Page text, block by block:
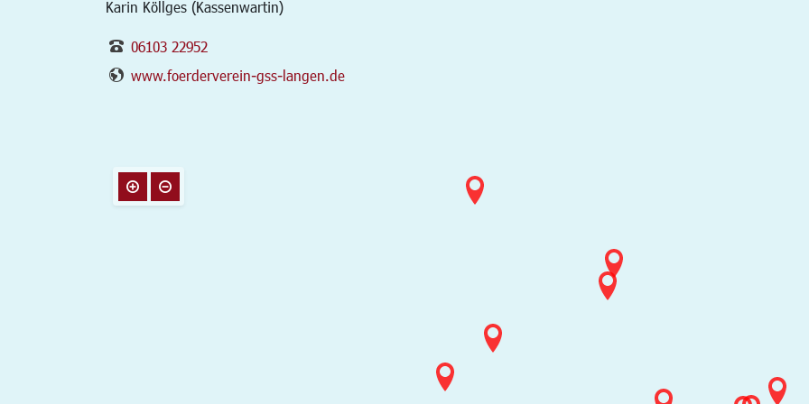
Karin Köllges (Kassenwartin)
06103 22952
www.foerderverein-gss-langen.de